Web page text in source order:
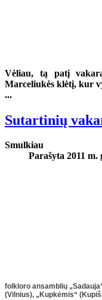
Vėliau, tą patį
Marceliukės klėtį, kur
...
Sutartinių
Smulkiau
Parašyta 2011 m.
folkloro ansamblių
(Vilnius), „Kupkėmis“